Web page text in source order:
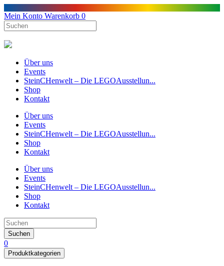
Mein Konto Warenkorb 0
Über uns
Events
SteinCHenwelt – Die LEGOAusstellun...
Shop
Kontakt
Über uns
Events
SteinCHenwelt – Die LEGOAusstellun...
Shop
Kontakt
Über uns
Events
SteinCHenwelt – Die LEGOAusstellun...
Shop
Kontakt
Suchen
0
Produktkategorien